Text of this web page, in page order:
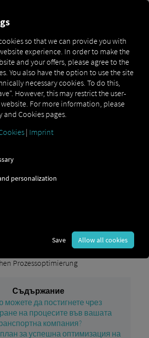
|
|
за успешна
на процесите
in Ihrem
Prozessoptimierung
Съдържание
можете да постигнете чрез
на процесите във вашата
компания?
за успешна оптимизация на
so that we can provide you with
experience. In order to make the
and your offers, please agree to the
You also have the option to use the site
necessary cookies. To do this,
However, this may restrict the user-
For more information, please
and Cookies pages.
| Imprint
personalization
Save Allow all cookies